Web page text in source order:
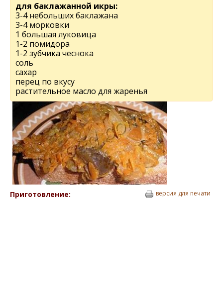
для баклажанной икры:
3-4 небольших баклажана
3-4 морковки
1 большая луковица
1-2 помидора
1-2 зубчика чеснока
соль
сахар
перец по вкусу
растительное масло для жаренья
Приготовление: версия для печати